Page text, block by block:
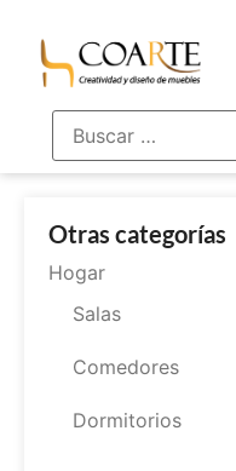
Otras categorías
Hogar
Salas
Comedores
Dormitorios